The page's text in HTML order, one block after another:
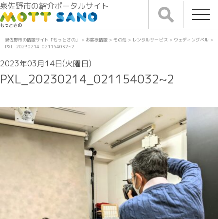
泉佐野市の紹介ポータルサイト
もっとさの
泉佐野市の情報サイト「もっとさの」 > お客様情報>その他 > レンタルサービス > ウェディングベル >
PXL_20230214_021154032~2
2023年03月14日(火曜日)
PXL_20230214_021154032~2